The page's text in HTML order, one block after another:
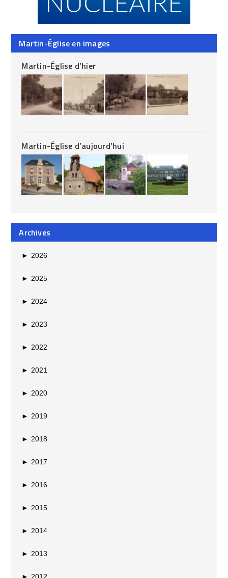
Martin-Église en images
Martin-Église d’hier
Martin-Église d’aujourd’hui
Archives
► 2026
► 2025
► 2024
► 2023
► 2022
► 2021
► 2020
► 2019
► 2018
► 2017
► 2016
► 2015
► 2014
► 2013